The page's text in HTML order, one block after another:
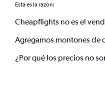
Esta es la razón:
Cheapflights no es el
Agregamos montones de
¿Por qué los precios no